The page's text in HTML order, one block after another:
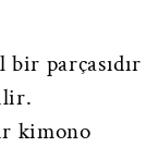
parçasıdır
kimono